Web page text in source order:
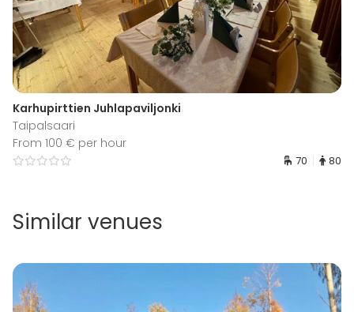
Karhupirttien Juhlapaviljonki
Taipalsaari
From 100 € per hour
70 80
Similar venues